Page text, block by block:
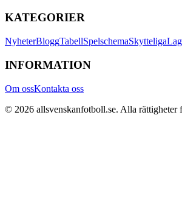
KATEGORIER
NyheterBloggTabellSpelschemaSkytteligaLag
INFORMATION
Om ossKontakta oss
© 2026 allsvenskanfotboll.se. Alla rättigheter